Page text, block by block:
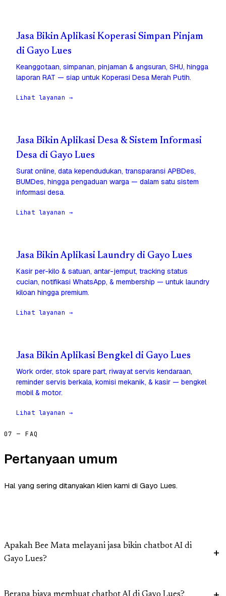
Jasa Bikin Aplikasi Koperasi Simpan Pinjam
di Gayo Lues
Keanggotaan, simpanan, pinjaman & angsuran, SHU, hingga
laporan RAT — siap untuk Koperasi Desa Merah Putih.
Lihat layanan →
Jasa Bikin Aplikasi Desa & Sistem Informasi
Desa di Gayo Lues
Surat online, data kependudukan, transparansi APBDes,
BUMDes, hingga pengaduan warga — dalam satu sistem
informasi desa.
Lihat layanan →
Jasa Bikin Aplikasi Laundry di Gayo Lues
Kasir per-kilo & satuan, antar-jemput, tracking status
cucian, notifikasi WhatsApp, & membership — untuk laundry
kiloan hingga premium.
Lihat layanan →
Jasa Bikin Aplikasi Bengkel di Gayo Lues
Work order, stok spare part, riwayat servis kendaraan,
reminder servis berkala, komisi mekanik, & kasir — bengkel
mobil & motor.
Lihat layanan →
07 — FAQ
Pertanyaan umum
Hal yang sering ditanyakan klien kami di Gayo Lues.
Apakah Bee Mata melayani jasa bikin chatbot AI di
Gayo Lues?